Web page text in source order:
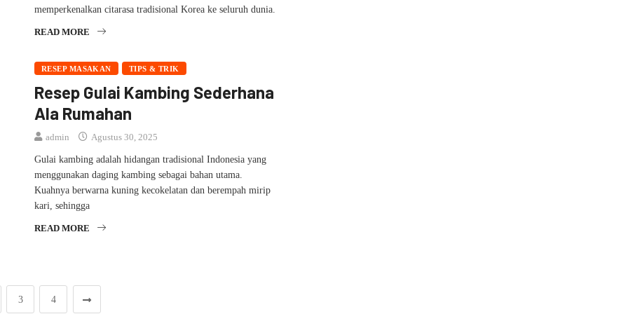
memperkenalkan citarasa tradisional Korea ke seluruh dunia.
READ MORE
RESEP MASAKAN TIPS & TRIK
Resep Gulai Kambing Sederhana
Ala Rumahan
admin Agustus 30, 2025
Gulai kambing adalah hidangan tradisional Indonesia yang
menggunakan daging kambing sebagai bahan utama.
Kuahnya berwarna kuning kecokelatan dan berempah mirip
kari, sehingga
READ MORE
3 4